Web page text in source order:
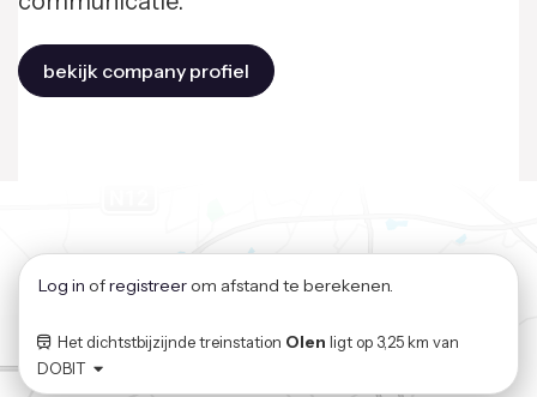
bekijk company profiel
Log in ofregistreerom afstand te berekenen.
Het dichtstbijzijnde treinstation Olen ligt op 3,25 km van
DOBIT